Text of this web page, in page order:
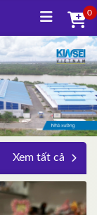
0
Xem tất cả